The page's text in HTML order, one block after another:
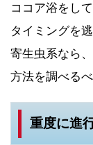
ココア浴をし
タイミングを
寄生虫系なら
方法を調べるべ
重度に進